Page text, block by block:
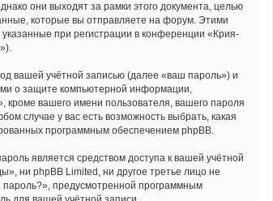
они выходят за рамки этого документа, целью
которые вы отправляете на форум. Этими
при регистрации в конференции «Крия-
вашей учётной записью (далее «ваш пароль») и
о защите компьютерной информации,
вашего имени пользователя, вашего пароля
случае у вас есть возможность выбрать, какая
программным обеспечением phpBB.
является средством доступа к вашей учётной
ни phpBB Limited, ни другое третье лицо не
пароль?», предусмотренной программным